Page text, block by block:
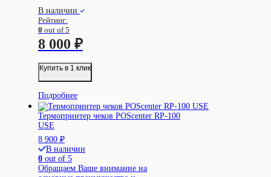
В наличии
Рейтинг:
0 out of 5
8 000 ₽
Купить в 1 клик
Подробнее
Термопринтер чеков POScenter RP-100
USE
8 900 ₽
В наличии
0 out of 5
Обращаем Ваше внимание на